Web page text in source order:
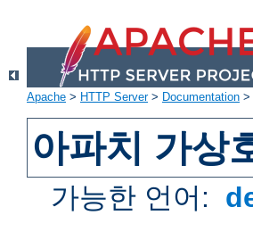
Apache > HTTP Server> Documentation >
아파치 가상
가능한 언어: